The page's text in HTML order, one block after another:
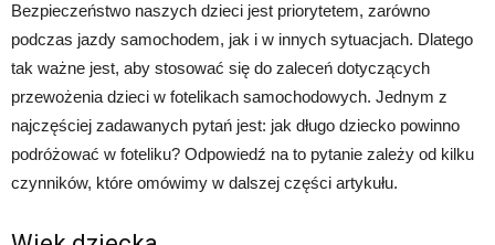
Bezpieczeństwo naszych dzieci jest priorytetem, zarówno
podczas jazdy samochodem, jak i w innych sytuacjach. Dlatego
tak ważne jest, aby stosować się do zaleceń dotyczących
przewożenia dzieci w fotelikach samochodowych. Jednym z
najczęściej zadawanych pytań jest: jak długo dziecko powinno
podróżować w foteliku? Odpowiedź na to pytanie zależy od kilku
czynników, które omówimy w dalszej części artykułu.